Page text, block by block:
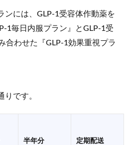
ンには、GLP-1受容体作動薬を
1毎日内服プラン』とGLP-1受
合わせた『GLP-1効果重視プラ
りです。
半年分 定期配送